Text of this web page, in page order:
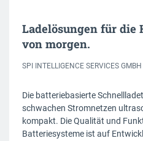
Ladelösungen für die
von morgen.
SPI INTELLIGENCE SERVICES GMBH
Die batteriebasierte
schwachen Stromnetzen
kompakt. Die Qualität und
Batteriesysteme ist auf